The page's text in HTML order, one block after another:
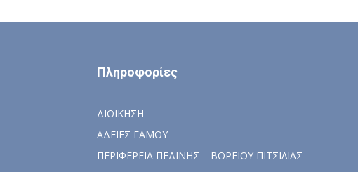
Πληροφορίες
ΔΙΟΙΚΗΣΗ
ΑΔΕΙΕΣ ΓΑΜΟΥ
ΠΕΡΙΦΕΡΕΙΑ ΠΕΔΙΝΗΣ – ΒΟΡΕΙΟΥ ΠΙΤΣΙΛΙΑΣ